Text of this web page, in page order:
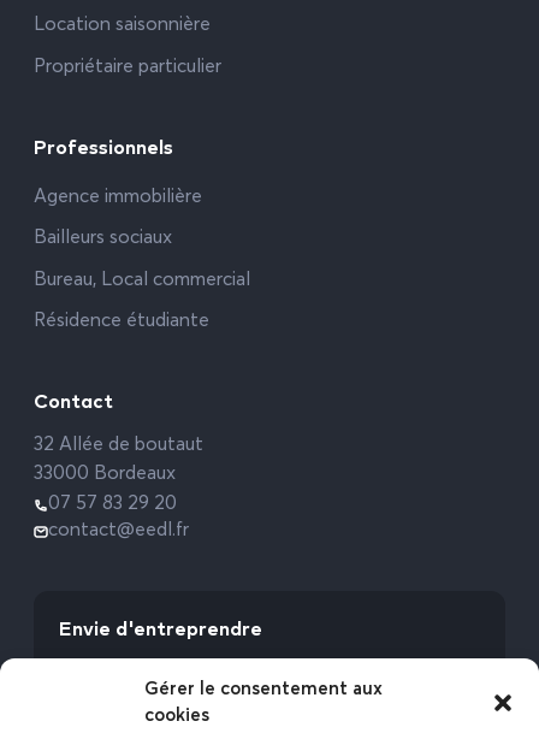
Gérer le consentement aux
cookies
Location saisonnière
Propriétaire particulier
Professionnels
Agence immobilière
Bailleurs sociaux
Bureau, Local commercial
Résidence étudiante
Contact
32 Allée de boutaut
33000 Bordeaux
07 57 83 29 20
contact@eedl.fr
Envie d'entreprendre
avec l’Expert Etat des Lieux !